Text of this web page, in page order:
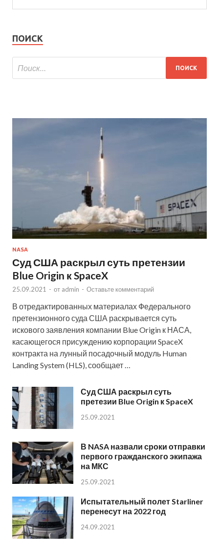
ПОИСК
NASA
Суд США раскрыл суть претензии
Blue Origin к SpaceX
25.09.2021 - от admin - Оставьте комментарий
В отредактированных материалах Федерального
претензионного суда США раскрывается суть
искового заявления компании Blue Origin к НАСА,
касающегося присуждению корпорации SpaceX
контракта на лунный посадочный модуль Human
Landing System (HLS), сообщает …
Суд США раскрыл суть
претезии Blue Origin к SpaceX
25.09.2021
В NASA назвали сроки отправки
первого гражданского экипажа
на МКС
25.09.2021
Испытательный полет Starliner
перенесут на 2022 год
24.09.2021